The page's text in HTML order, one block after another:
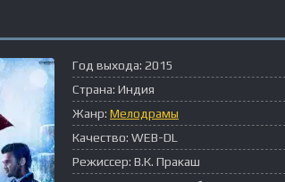
Год выхода: 2015
Страна: Индия
Жанр: Мелодрамы
Качество: WEB-DL
Режиссер: В.К. Пракаш